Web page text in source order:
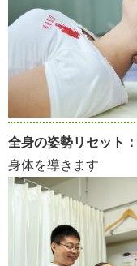
全身の姿勢リセット：
身体を導きます